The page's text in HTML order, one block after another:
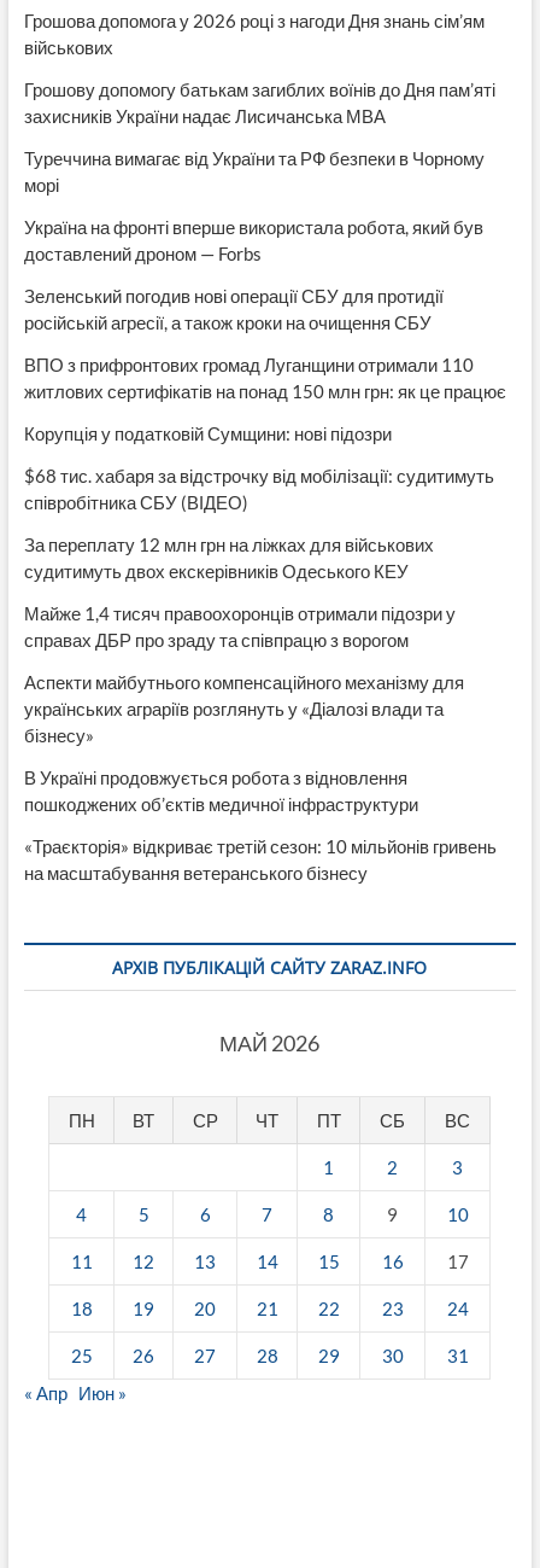
Грошова допомога у 2026 році з нагоди Дня знань сім’ям
військових
Грошову допомогу батькам загиблих воїнів до Дня пам’яті
захисників України надає Лисичанська МВА
Туреччина вимагає від України та РФ безпеки в Чорному
морі
Україна на фронті вперше використала робота, який був
доставлений дроном — Forbs
Зеленський погодив нові операції СБУ для протидії
російській агресії, а також кроки на очищення СБУ
ВПО з прифронтових громад Луганщини отримали 110
житлових сертифікатів на понад 150 млн грн: як це працює
Корупція у податковій Сумщини: нові підозри
$68 тис. хабаря за відстрочку від мобілізації: судитимуть
співробітника СБУ (ВІДЕО)
За переплату 12 млн грн на ліжках для військових
судитимуть двох екскерівників Одеського КЕУ
Майже 1,4 тисяч правоохоронців отримали підозри у
справах ДБР про зраду та співпрацю з ворогом
Аспекти майбутнього компенсаційного механізму для
українських аграріїв розглянуть у «Діалозі влади та
бізнесу»
В Україні продовжується робота з відновлення
пошкоджених об’єктів медичної інфраструктури
«Траєкторія» відкриває третій сезон: 10 мільйонів гривень
на масштабування ветеранського бізнесу
АРХІВ ПУБЛІКАЦІЙ САЙТУ ZARAZ.INFO
МАЙ 2026
ПН ВТ СР ЧТ ПТ СБ ВС
1 2 3
4 5 6 7 8 9 10
11 12 13 14 15 16 17
18 19 20 21 22 23 24
25 26 27 28 29 30
31
« Апр Июн »